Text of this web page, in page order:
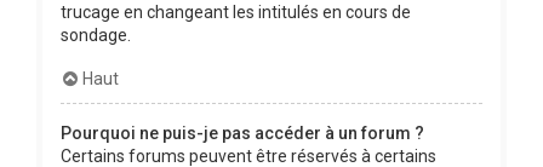
trucage en changeant les intitulés en cours de
sondage.
Haut
Pourquoi ne puis-je pas accéder à un forum ?
Certains forums peuvent être réservés à certains